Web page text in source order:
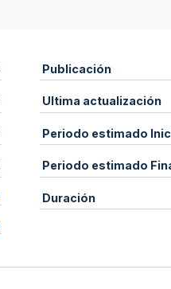
Publicación
Ultima actualización
Periodo estimado
Periodo estimado
Duración